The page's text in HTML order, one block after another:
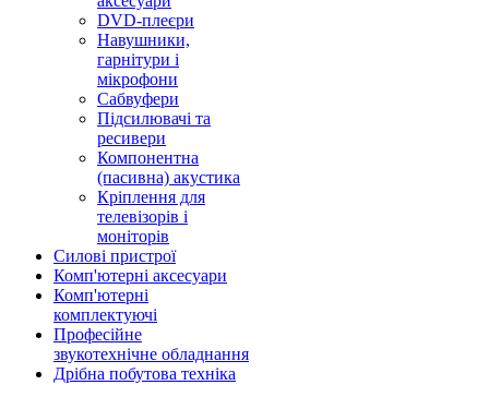
DVD-плеєри
Навушники,
гарнітури і
мікрофони
Сабвуфери
Підсилювачі та
ресивери
Компонентна
(пасивна) акустика
Кріплення для
телевізорів і
моніторів
Силові пристрої
Комп'ютерні аксесуари
Комп'ютерні
комплектуючі
Професійне
звукотехнічне обладнання
Дрібна побутова техніка